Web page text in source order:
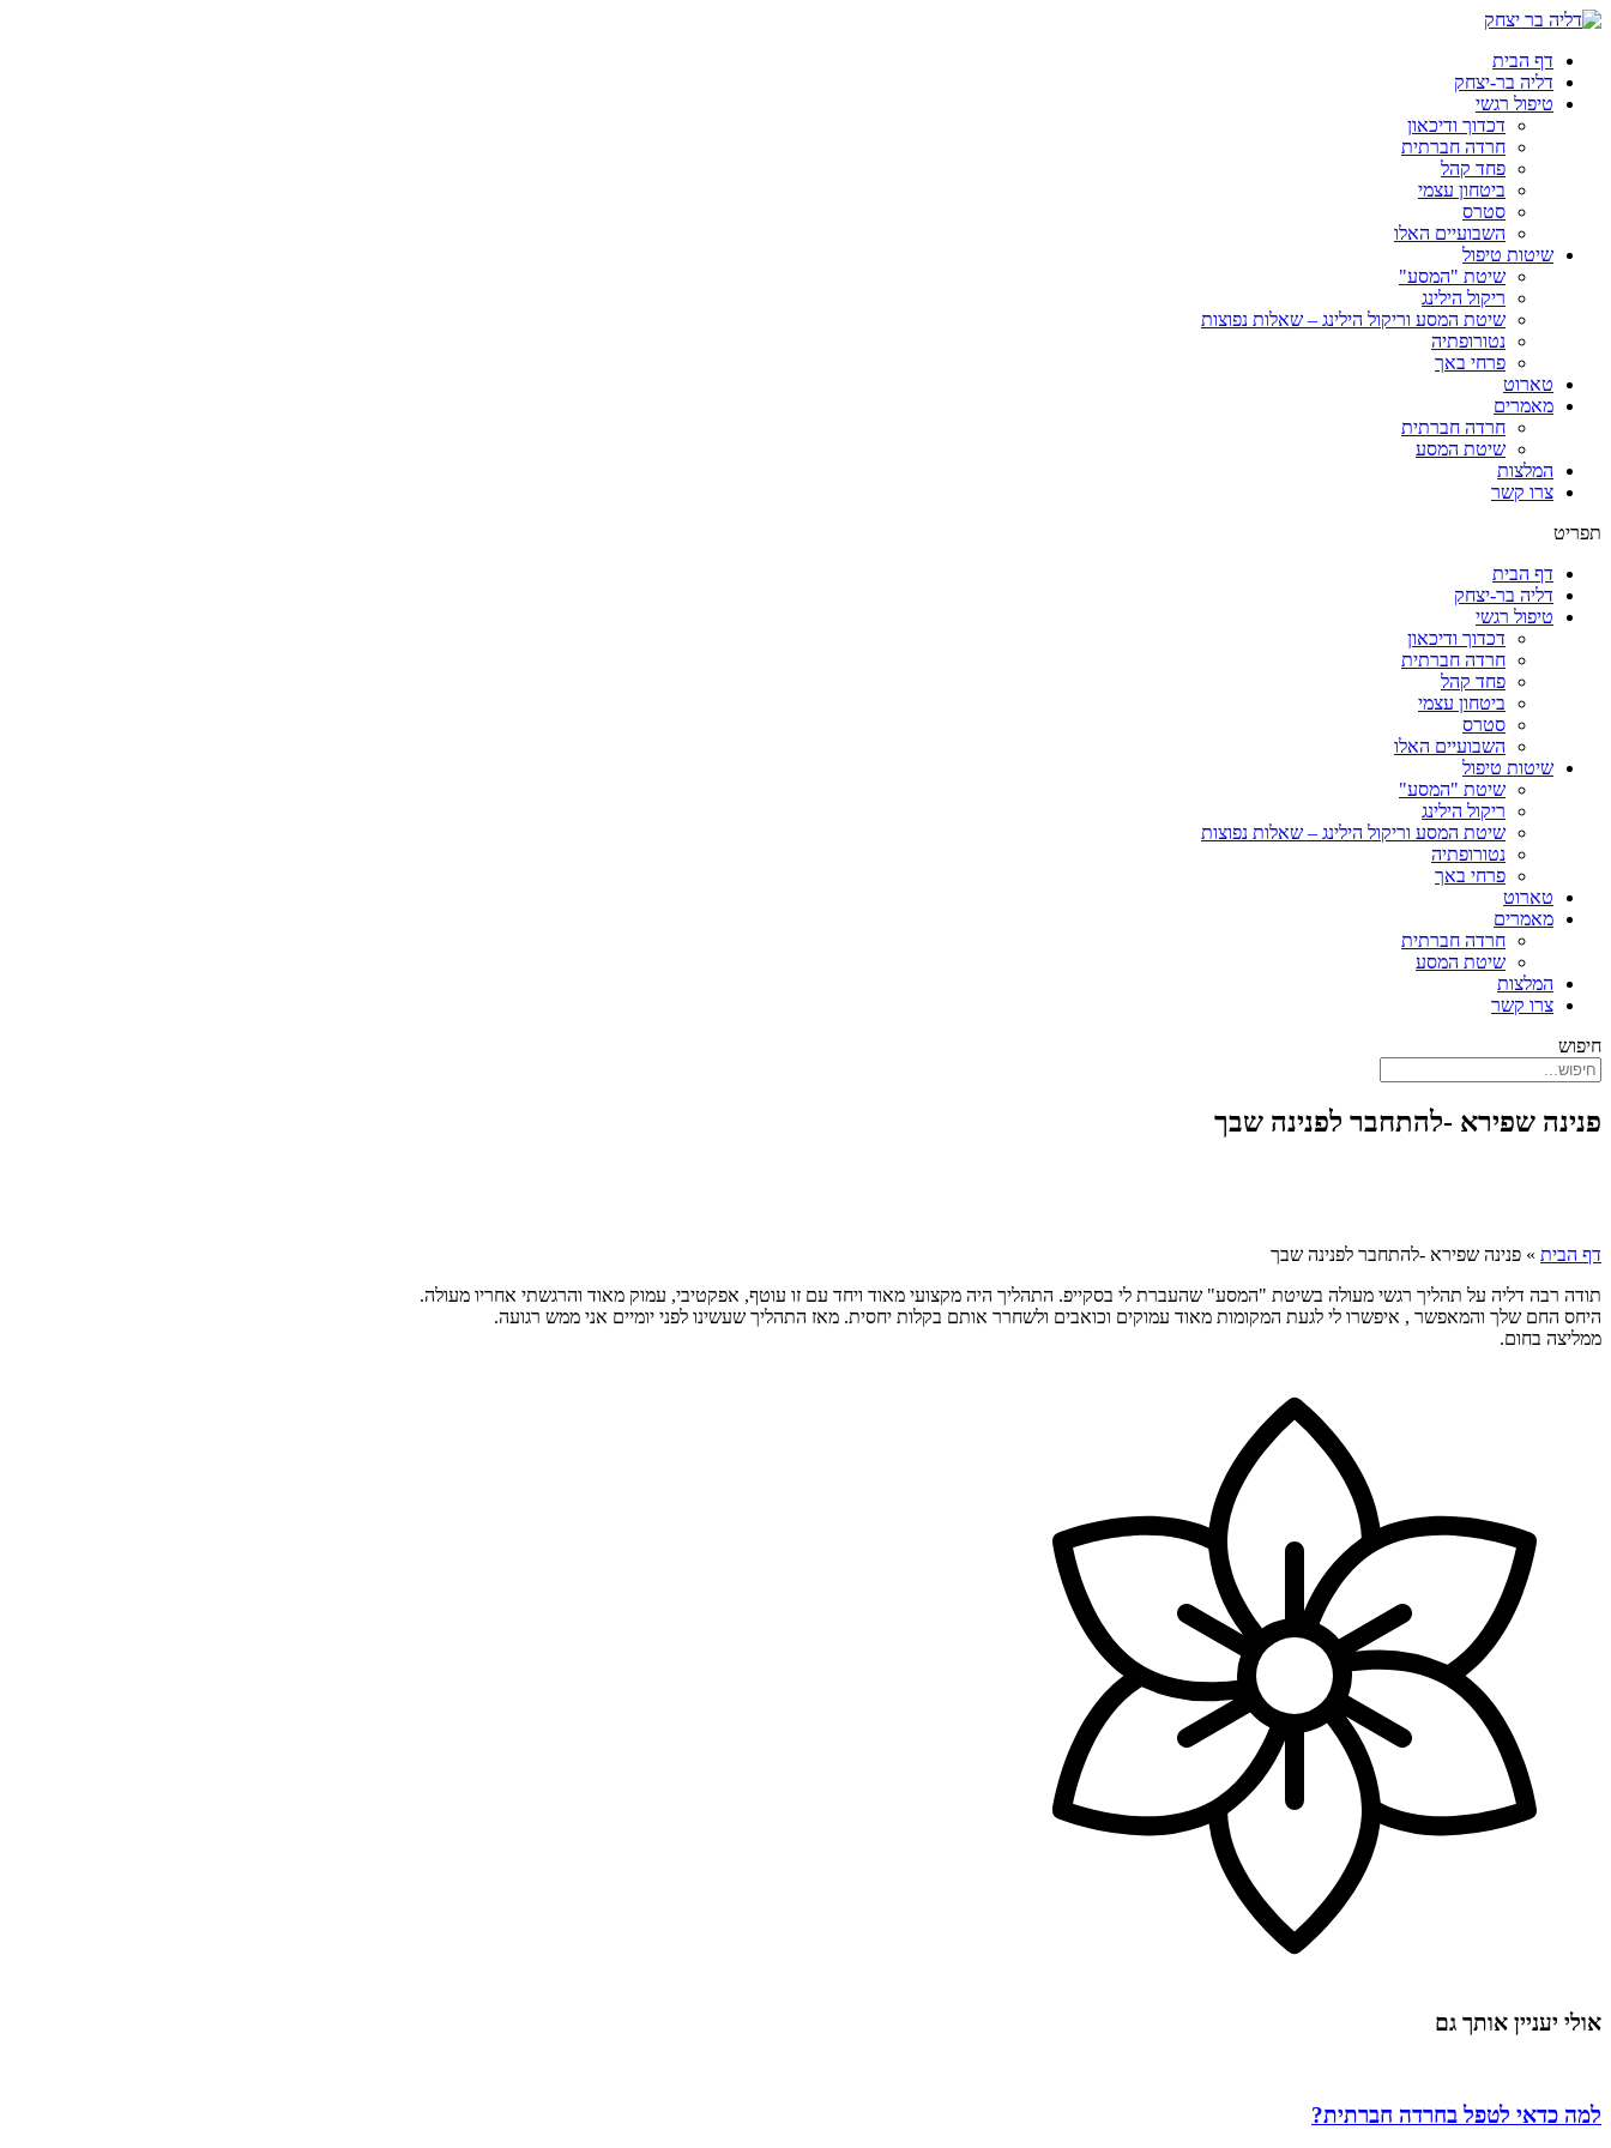
דף הבית
דליה בר-יצחק
טיפול רגשי
דכדוך ודיכאון
חרדה חברתית
פחד קהל
ביטחון עצמי
סטרס
השבועיים האלו
שיטות טיפול
שיטת "המסע"
ריקול הילינג
שיטת המסע וריקול הילינג – שאלות נפוצות
נטורופתיה
פרחי באך
טארוט
מאמרים
חרדה חברתית
שיטת המסע
המלצות
צרו קשר
תפריט
דף הבית
דליה בר-יצחק
טיפול רגשי
דכדוך ודיכאון
חרדה חברתית
פחד קהל
ביטחון עצמי
סטרס
השבועיים האלו
שיטות טיפול
שיטת "המסע"
ריקול הילינג
שיטת המסע וריקול הילינג – שאלות נפוצות
נטורופתיה
פרחי באך
טארוט
מאמרים
חרדה חברתית
שיטת המסע
המלצות
צרו קשר
חיפוש
פנינה שפירא -להתחבר לפנינה שבך
דף הבית » פנינה שפירא -להתחבר לפנינה שבך
תודה רבה דליה על תהליך רגשי מעולה בשיטת "המסע" שהעברת לי בסקייפ. התהליך היה מקצועי מאוד ויחד עם זו עוטף, אפקטיבי, עמוק מאוד והרגשתי אחריו מעולה.
היחס החם שלך והמאפשר , איפשרו לי לגעת המקומות מאוד עמוקים וכואבים ולשחרר אותם בקלות יחסית. מאז התהליך שעשינו לפני יומיים אני ממש רגועה.
ממליצה בחום.
אולי יעניין אותך גם
למה כדאי לטפל בחרדה חברתית?